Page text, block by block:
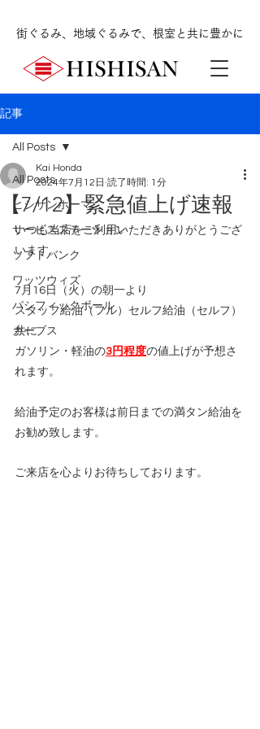
街ぐるみ、地域ぐるみで、根室と共に豊かに
記事
All Posts
ヒシサンホーマ
サービスステーション
ソフトバンク
ワッツウィズ
パシフィックボール
カーブス
All Posts
【7/12】緊急値上げ速報
Kai Honda
2024年7月12日 読了時間: 1分
いつも当店をご利用いただきありがとうござ
います。
7月16日（火）の朝一より
スタッフ給油（フル）セルフ給油（セルフ）
共に
ガソリン・軽油の3円程度の値上げが予想さ
れます。
給油予定のお客様は前日までの満タン給油を
お勧め致します。
ご来店を心よりお待ちしております。